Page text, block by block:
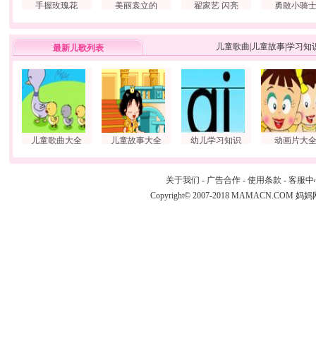
手握玫瑰花 美丽袁立的 翟家艺 闪亮 勇敢小骑士
最新儿歌列表 儿童歌曲 儿童故事学习知
儿童歌曲大全 儿童故事大全 幼儿学习知识 动画片大全
关于我们 - 广告合作 - 使用条款 - 客服中
Copyright© 2007-2018 MAMACN.COM 妈妈